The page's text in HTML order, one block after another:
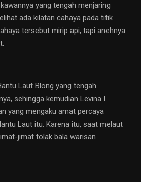
yang tengah menjaring
ada kilatan cahaya pada titik
tersebut mirip api, tapi anehnya
Laut Blong yang tengah
sehingga kemudian Levina I
yang mengaku amat percaya
Laut itu. Karena itu, saat melaut
jimat tolak bala warisan